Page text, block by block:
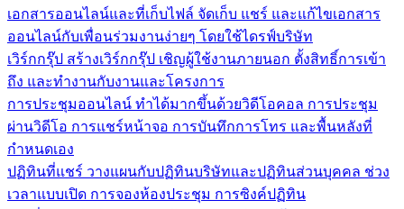
เอกสารออนไลน์และที่เก็บไฟล์ จัดเก็บ แชร์ และแก้ไขเอกสาร
ออนไลน์กับเพื่อนร่วมงานง่ายๆ โดยใช้ไดรฟ์บริษัท
เวิร์กกรุ๊ป สร้างเวิร์กกรุ๊ป เชิญผู้ใช้งานภายนอก ตั้งสิทธิ์การเข้า
ถึง และทำงานกับงานและโครงการ
การประชุมออนไลน์ ทำได้มากขึ้นด้วยวิดีโอคอล การประชุม
ผ่านวิดีโอ การแชร์หน้าจอ การบันทึกการโทร และพื้นหลังที่
กำหนดเอง
ปฏิทินที่แชร์ วางแผนกับปฏิทินบริษัทและปฏิทินส่วนบุคคล ช่วง
เวลาแบบเปิด การจองห้องประชุม การซิงค์ปฏิทิน